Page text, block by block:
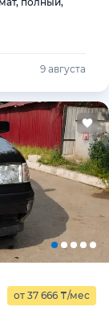
9 августа
от 37 666 ₸/мес